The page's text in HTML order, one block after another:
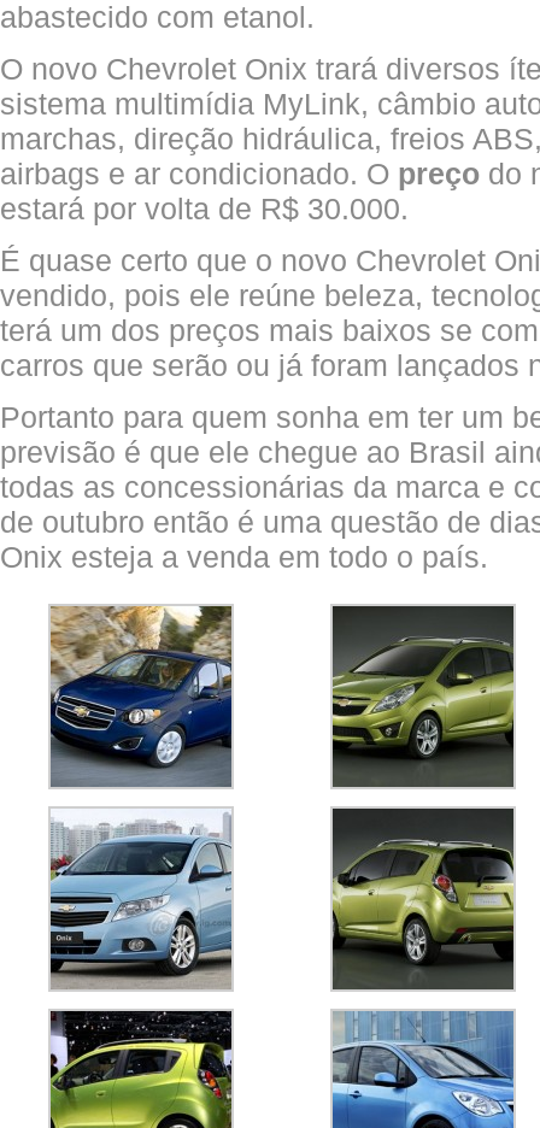
abastecido com etanol.
O novo Chevrolet Onix trará diversos
sistema multimídia MyLink, câmbio
marchas, direção hidráulica, freios
airbags e ar condicionado. O preço do
estará por volta de R$ 30.000.
É quase certo que o novo Chevrolet
vendido, pois ele reúne beleza,
terá um dos preços mais baixos se
carros que serão ou já foram lançados
Portanto para quem sonha em ter um
previsão é que ele chegue ao Brasil
todas as concessionárias da marca e
de outubro então é uma questão de
Onix esteja a venda em todo o país.